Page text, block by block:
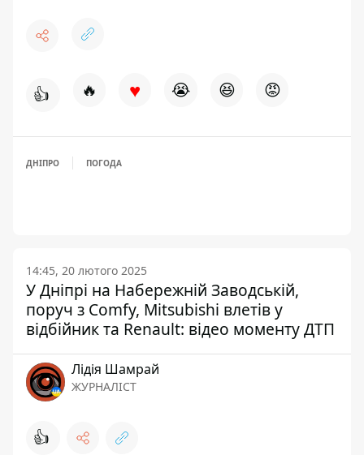
👍 🔥 ♥ 😭 😆 😡
ДНІПРО ПОГОДА
14:45, 20 лютого 2025
У Дніпрі на Набережній Заводській,
поруч з Comfy, Mitsubishi влетів у
відбійник та Renault: відео моменту ДТП
Лідія Шамрай
ЖУРНАЛІСТ
👍